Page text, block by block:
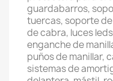
guardabarros,
tuercas, soporte
de cabra, luces
enganche de
puños de manillar,
sistemas de